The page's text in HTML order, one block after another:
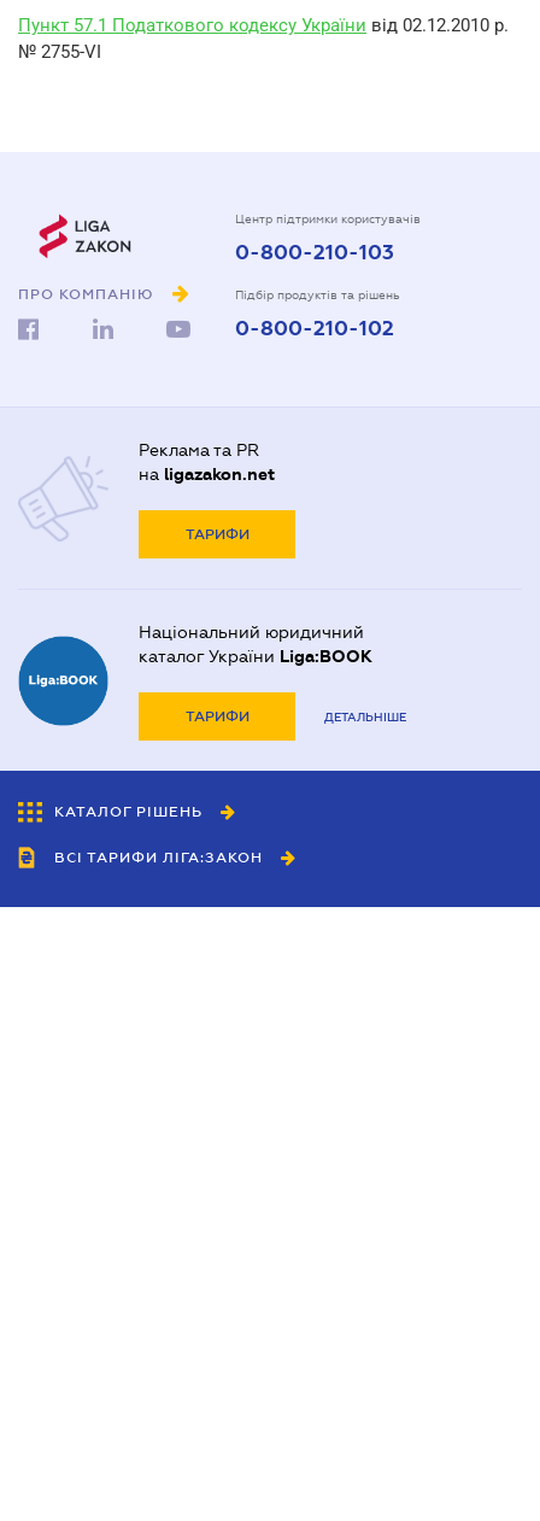
Пункт 57.1 Податкового кодексу України від 02.12.2010 р.
№ 2755-VI
ПРО КОМПАНІЮ
Центр підтримки користувачів
0-800-210-103
Підбір продуктів та рішень
0-800-210-102
Реклама та PR
на ligazakon.net
ТАРИФИ
Національний юридичний
каталог України Liga:BOOK
ТАРИФИ ДЕТАЛЬНІШЕ
КАТАЛОГ РІШЕНЬ
ВСІ ТАРИФИ ЛІГА:ЗАКОН